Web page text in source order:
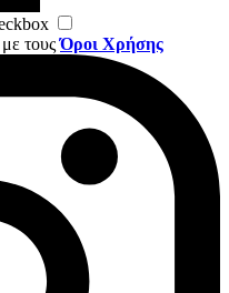
τουςΌροι Χρήσης